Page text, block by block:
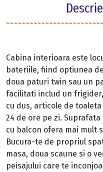
Cabina interioara este
bateriile, fiind optiunea
doua paturi twin sau un
facilitati includ un
cu dus, articole de
24 de ore pe zi.
cu balcon ofera mai mult
Bucura-te de propriul
masa, doua scaune si o
peisajului care te